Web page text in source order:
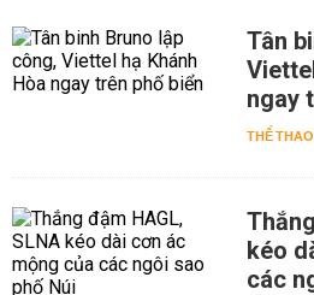
Tân
ngay
THỂ THAO
kéo
các